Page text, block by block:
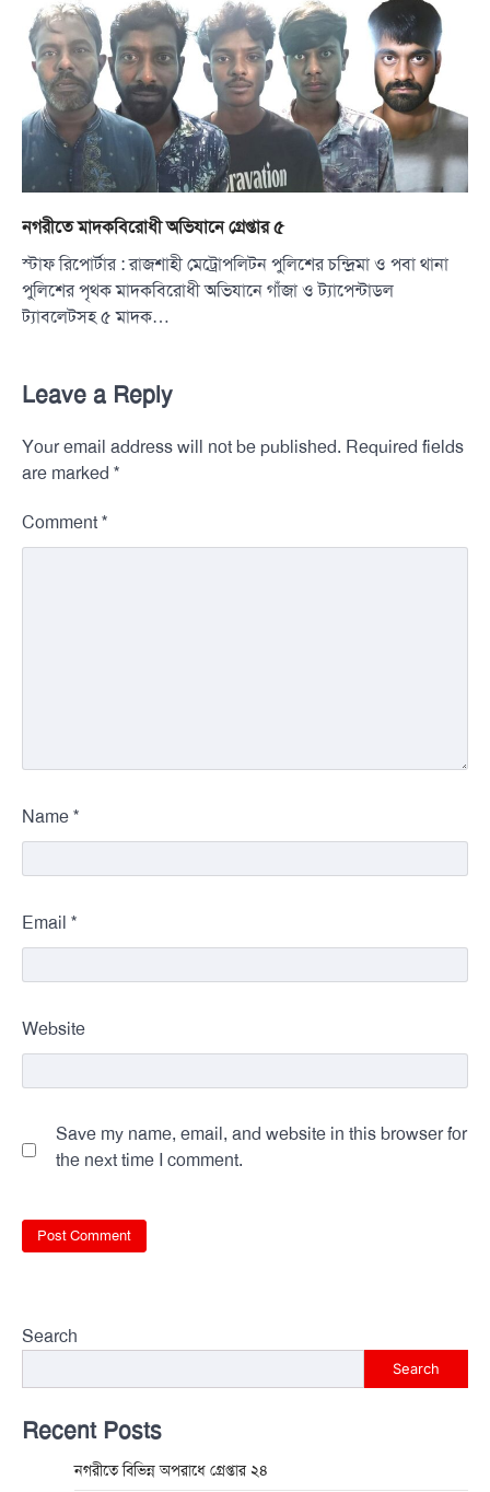
নগরীতে মাদকবিরোধী অভিযানে গ্রেপ্তার ৫
স্টাফ রিপোর্টার : রাজশাহী মেট্রোপলিটন পুলিশের চন্দ্রিমা ও পবা থানা
পুলিশের পৃথক মাদকবিরোধী অভিযানে গাঁজা ও ট্যাপেন্টাডল
ট্যাবলেটসহ ৫ মাদক…
Leave a Reply
Your email address will not be published. Required fields
are marked *
Comment *
Name *
Email *
Website
Save my name, email, and website in this browser for
the next time I comment.
Search
Search
Recent Posts
নগরীতে বিভিন্ন অপরাধে গ্রেপ্তার ২৪